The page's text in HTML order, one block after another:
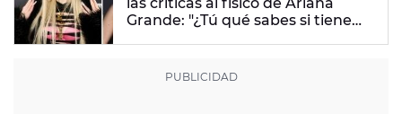
Grande: "¿Tú qué sabes si tiene